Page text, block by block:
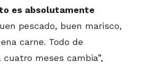
es absolutamente
pescado, buen marisco,
carne. Todo de
meses cambia”,